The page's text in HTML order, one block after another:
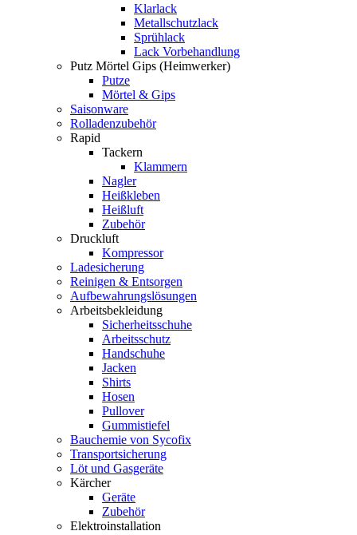
Klarlack
Metallschutzlack
Sprühlack
Lack Vorbehandlung
Putz Mörtel Gips (Heimwerker)
Putze
Mörtel & Gips
Saisonware
Rolladenzubehör
Rapid
Tackern
Klammern
Nagler
Heißkleben
Heißluft
Zubehör
Druckluft
Kompressor
Ladesicherung
Reinigen & Entsorgen
Aufbewahrungslösungen
Arbeitsbekleidung
Sicherheitsschuhe
Arbeitsschutz
Handschuhe
Jacken
Shirts
Hosen
Pullover
Gummistiefel
Bauchemie von Sycofix
Transportsicherung
Löt und Gasgeräte
Kärcher
Geräte
Zubehör
Elektroinstallation